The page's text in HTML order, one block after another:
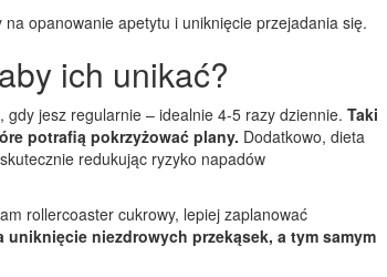
opanowanie apetytu i uniknięcie przejadania się.
ich unikać?
gdy jesz regularnie – idealnie 4-5 razy dziennie. Taki
potrafią pokrzyżować plany. Dodatkowo, dieta
redukując ryzyko napadów
rollercoaster cukrowy, lepiej zaplanować
niezdrowych przekąsek, a tym samym